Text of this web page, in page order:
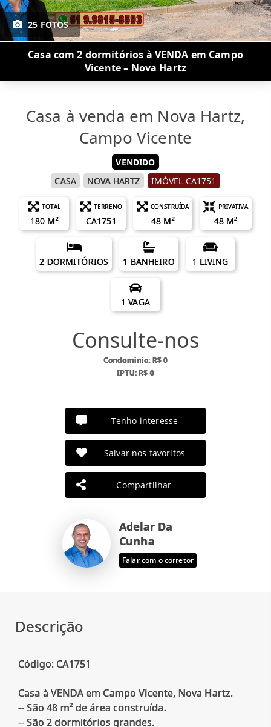
25 FOTOS
Casa com 2 dormitórios à VENDA em Campo
Vicente – Nova Hartz
Casa à venda em Nova Hartz,
Campo Vicente
VENDIDO
CASA
NOVA HARTZ IMÓVEL CA1751
TOTAL
180 M²
TERRENO
CA1751
CONSTRUÍDA
48 M²
PRIVATIVA
48 M²
2 DORMITÓRIOS 1 BANHEIRO 1 LIVING
1 VAGA
Consulte-nos
Condomínio: R$ 0
IPTU: R$ 0
Tenho interesse
Salvar nos favoritos
Compartilhar
Adelar Da
Cunha
Falar com o corretor
Descrição
Código: CA1751
Casa à VENDA em Campo Vicente, Nova Hartz.
-- São 48 m² de área construída.
-- São 2 dormitórios grandes.